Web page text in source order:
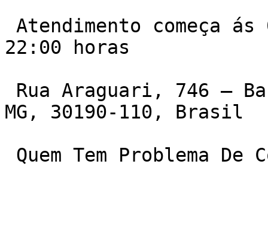
22:00 horas
MG, 30190-110, Brasil
Quem Tem Problema De